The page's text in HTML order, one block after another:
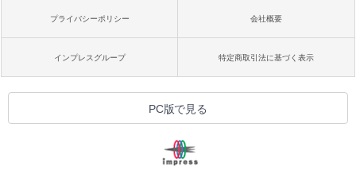
プライバシーポリシー 会社概要
インプレスグループ 特定商取引法に基づく表示
PC版で見る